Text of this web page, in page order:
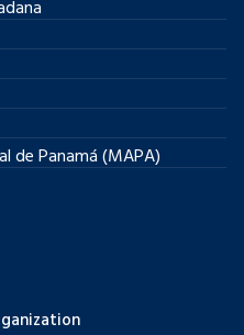
de Panamá (MAPA)